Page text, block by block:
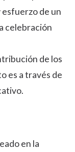
de un
celebración
de los
es a través de
en la